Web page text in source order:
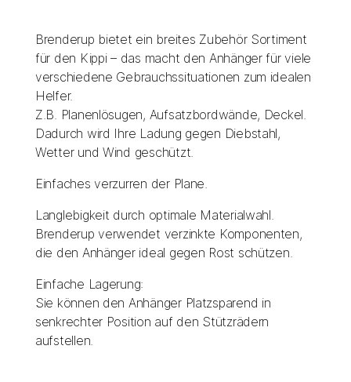
Brenderup bietet ein breites Zubehör Sortiment
für den Kippi – das macht den Anhänger für viele
verschiedene Gebrauchssituationen zum idealen
Helfer.
Z.B. Planenlösugen, Aufsatzbordwände, Deckel.
Dadurch wird Ihre Ladung gegen Diebstahl,
Wetter und Wind geschützt.
Einfaches verzurren der Plane.
Langlebigkeit durch optimale Materialwahl.
Brenderup verwendet verzinkte Komponenten,
die den Anhänger ideal gegen Rost schützen.
Einfache Lagerung:
Sie können den Anhänger Platzsparend in
senkrechter Position auf den Stützrädern
aufstellen.